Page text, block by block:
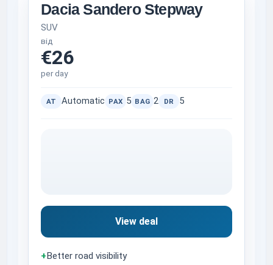
Dacia Sandero Stepway
SUV
від
€26
per day
AT Automatic PAX 5 BAG 2 DR 5
View deal
+Better road visibility